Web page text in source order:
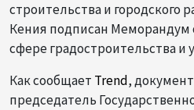
строительства и городского
Кения подписан Меморандум
сфере градостроительства и
Как сообщает Trend,
председатель